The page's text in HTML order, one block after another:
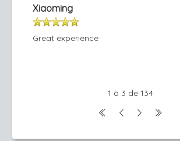
Xiaoming
Great experience
1 à 3 de 134